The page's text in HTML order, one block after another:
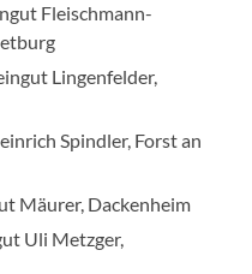
Fleischmann-
Lingenfelder,
Spindler, Forst an
Mäurer, Dackenheim
Uli Metzger,